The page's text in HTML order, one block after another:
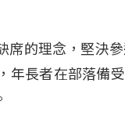
席的理念，堅決
年長者在部落備